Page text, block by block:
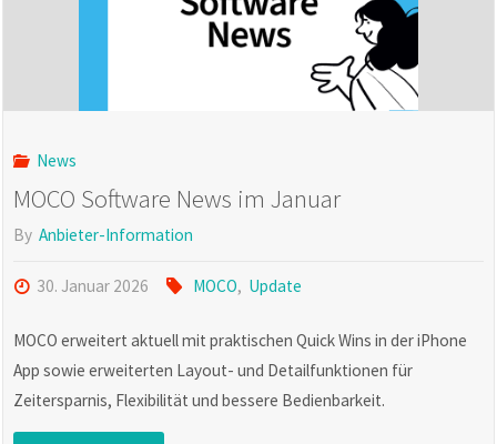
News
MOCO Software News im Januar
By Anbieter-Information
30. Januar 2026 MOCO, Update
MOCO erweitert aktuell mit praktischen Quick Wins in der iPhone
App sowie erweiterten Layout- und Detailfunktionen für
Zeitersparnis, Flexibilität und bessere Bedienbarkeit.